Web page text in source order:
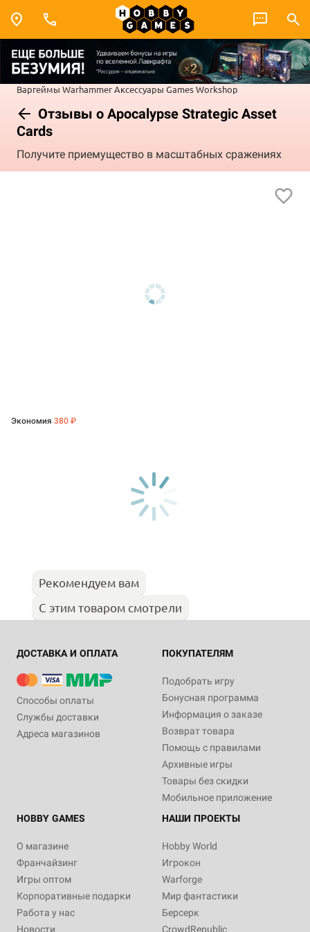
Варгеймы WarhammerАксессуары Games Workshop
Отзывы о Apocalypse Strategic Asset
Cards
Получите приемущество в масштабных сражениях
Экономия 380 ₽
Рекомендуем вам
С этим товаром смотрели
ДОСТАВКА И ОПЛАТА
Способы оплаты
Службы доставки
Адреса магазинов
ПОКУПАТЕЛЯМ
Подобрать игру
Бонусная программа
Информация о заказе
Возврат товара
Помощь с правилами
Архивные игры
Товары без скидки
Мобильное приложение
HOBBY GAMES
О магазине
Франчайзинг
Игры оптом
Корпоративные подарки
Работа у нас
Новости
НАШИ ПРОЕКТЫ
Hobby World
Игрокон
Warforge
Мир фантастики
Берсерк
CrowdRepublic